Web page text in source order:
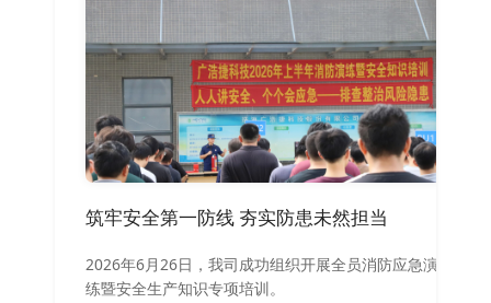
筑牢安全第一防线 夯实防患未然担当
2026年6月26日，我司成功组织开展全员消防应急演
练暨安全生产知识专项培训。